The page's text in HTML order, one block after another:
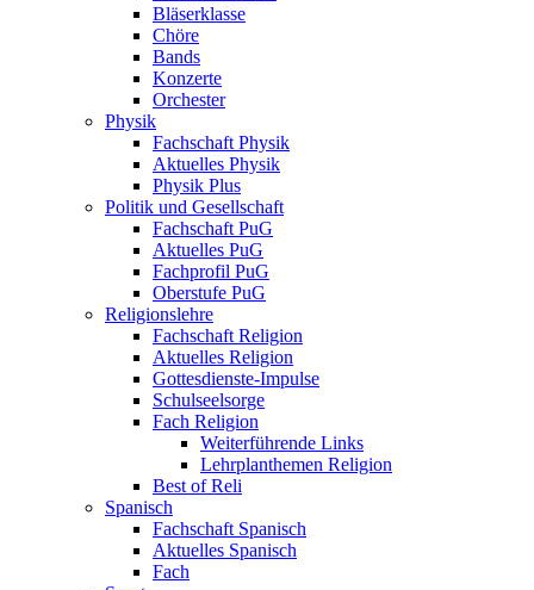
Bläserklasse
Chöre
Bands
Konzerte
Orchester
Physik
Fachschaft Physik
Aktuelles Physik
Physik Plus
Politik und Gesellschaft
Fachschaft PuG
Aktuelles PuG
Fachprofil PuG
Oberstufe PuG
Religionslehre
Fachschaft Religion
Aktuelles Religion
Gottesdienste-Impulse
Schulseelsorge
Fach Religion
Weiterführende Links
Lehrplanthemen Religion
Best of Reli
Spanisch
Fachschaft Spanisch
Aktuelles Spanisch
Fach